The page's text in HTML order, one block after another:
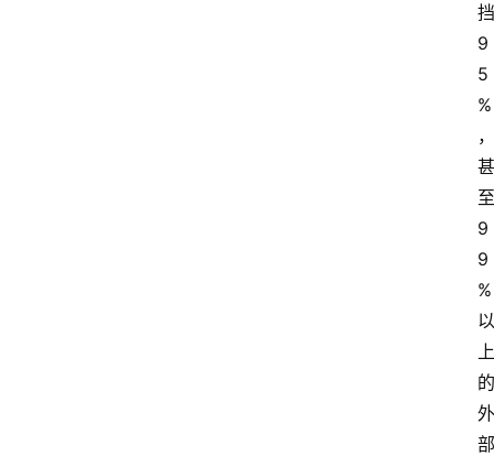
挡
9
5
%
，
甚
至
9
9
%
以
上
的
外
部